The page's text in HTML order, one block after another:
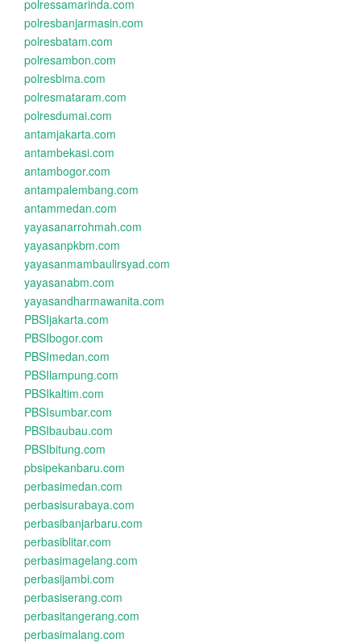
polressamarinda.com
polresbanjarmasin.com
polresbatam.com
polresambon.com
polresbima.com
polresmataram.com
polresdumai.com
antamjakarta.com
antambekasi.com
antambogor.com
antampalembang.com
antammedan.com
yayasanarrohmah.com
yayasanpkbm.com
yayasanmambaulirsyad.com
yayasanabm.com
yayasandharmawanita.com
PBSIjakarta.com
PBSIbogor.com
PBSImedan.com
PBSIlampung.com
PBSIkaltim.com
PBSIsumbar.com
PBSIbaubau.com
PBSIbitung.com
pbsipekanbaru.com
perbasimedan.com
perbasisurabaya.com
perbasibanjarbaru.com
perbasiblitar.com
perbasimagelang.com
perbasijambi.com
perbasiserang.com
perbasitangerang.com
perbasimalang.com